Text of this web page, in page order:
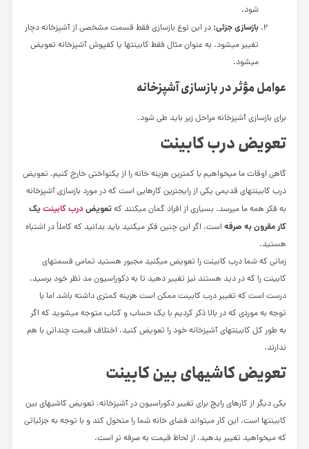
شود.
بازسازی جزئی:در این نوع بازسازی فقط قسمت مشخصی از آشپزخانه دچار
تغییر می­شود. به عنوان مثال فقط کابینت­ها یا کفپوش آشپزخانه تعویض
می­شود.
عوامل مؤثر در بازسازی آشپزخانه
برای بازسازی آشپزخانه مراحل زیر باید طی شود.
تعویض درب کابینت
گاهی اوقات ما می­خواهیم با کمترین هزینه خانه را از یکنواختی خارج کنیم. تعویض
درب کابینت­های قدیمی یکی از رایج­ترین کارهایی است که در مورد بازسازی آشپزخانه
به فکر همه ما می­رسد. بسیاری از افراد گمان می­کنند کهتعویضدرب کابینتیک
کار مقرون به صرفهاست. اگر این چنین فکر می­کنید باید بدانید که کاملاً در اشتباه
هستید.
زمانی که شما درب کابینت را تعویض می­کنید مجبور هستید تمامی قسمت­های
کابینت را که در دید هستند نیز تغییر دهید تا به دکوراسیون مد نظر خود برسید.
درست است که تغییر درب کابینت ممکن است هزینه کمتری داشته باشد اما با
توجه به موردی که در بالا ذکر کردیم با یک حساب و کتاب متوجه می­شوید که اگر
به طور کل کابینت­های آشپزخانه خود را تعویض کنید، اختلاف قیمت چندانی با هم
ندارند.
تعویض کاشی­های بین کابینت
یکی دیگر از کارهای رایج برای تغییر دکوراسیون در آشپزخانه، تعویض کاشی­های بین
کابینت­ها است. این کار می­تواند فضای خانه شما را متحول کند و با توجه به جزئیاتی
که می­خواهید تغییر بدهید، از لحاظ قیمت به صرفه­ تر است.